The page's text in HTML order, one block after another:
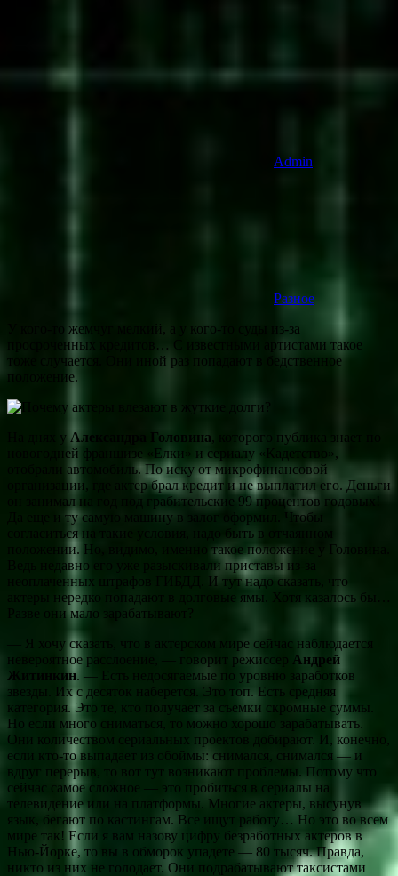
Admin
Разное
У кого-то жемчуг мелкий, а у кого-то суды из-за
просроченных кредитов… С известными артистами такое
тоже случается. Они иной раз попадают в бедственное
положение.
На днях у Александра Головина, которого публика знает по
новогодней франшизе «Елки» и сериалу «Кадетство»,
отобрали автомобиль. По иску от микрофинансовой
организации, где актер брал кредит и не выплатил его. Деньги
он занимал на год под грабительские 99 процентов годовых!
Да еще и ту самую машину в залог оформил. Чтобы
согласиться на такие условия, надо быть в отчаянном
положении. Но, видимо, именно такое положение у Головина.
Ведь недавно его уже разыскивали приставы из-за
неоплаченных штрафов ГИБДД. И тут надо сказать, что
актеры нередко попадают в долговые ямы. Хотя казалось бы…
Разве они мало зарабатывают?
— Я хочу сказать, что в актерском мире сейчас наблюдается
невероятное расслоение, — говорит режиссер Андрей
Житинкин. — Есть недосягаемые по уровню заработков
звезды. Их с десяток наберется. Это топ. Есть средняя
категория. Это те, кто получает за съемки скромные суммы.
Но если много сниматься, то можно хорошо зарабатывать.
Они количеством сериальных проектов добирают. И, конечно,
если кто-то выпадает из обоймы: снимался, снимался — и
вдруг перерыв, то вот тут возникают проблемы. Потому что
сейчас самое сложное — это пробиться в сериалы на
телевидение или на платформы. Многие актеры, высунув
язык, бегают по кастингам. Все ищут работу… Но это во всем
мире так! Если я вам назову цифру безработных актеров в
Нью-Йорке, то вы в обморок упадете — 80 тысяч. Правда,
никто из них не голодает. Они подрабатывают таксистами